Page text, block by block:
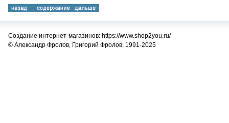
Создание интернет-магазинов: https://www.shop2you.ru/
© Александр Фролов, Григорий Фролов, 1991-2025